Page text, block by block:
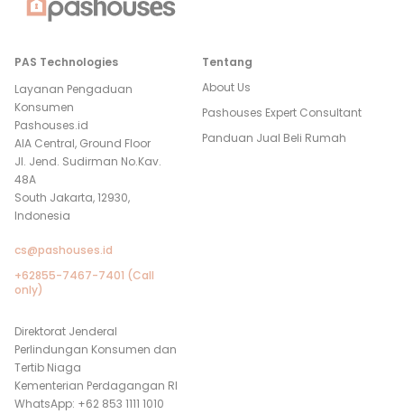
PAS Technologies
Layanan Pengaduan
Konsumen
Pashouses.id
AIA Central, Ground Floor
Jl. Jend. Sudirman No.Kav.
48A
South Jakarta, 12930,
Indonesia
cs@pashouses.id
+62855-7467-7401 (Call
only)
Direktorat Jenderal
Perlindungan Konsumen dan
Tertib Niaga
Kementerian Perdagangan RI
WhatsApp: +62 853 1111 1010
Tentang
About Us
Pashouses Expert Consultant
Panduan Jual Beli Rumah